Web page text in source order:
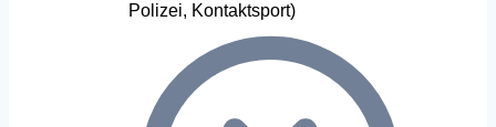
Polizei, Kontaktsport)